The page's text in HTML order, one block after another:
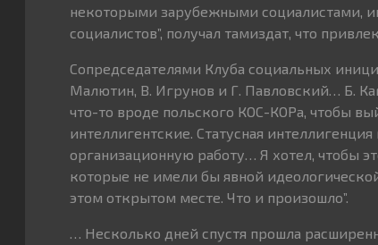
некоторыми зарубежными социалистами,
социалистов”, получал тамиздат, что
Сопредседателями Клуба социальных
Малютин, В. Игрунов и Г. Павловский… Б.
что-то вроде польского КОС-КОРа, чтобы
интеллигентские. Статусная
организационную работу… Я хотел, чтобы
которые не имели бы явной
этом открытом месте. Что и произошло”.
… Несколько дней спустя прошла